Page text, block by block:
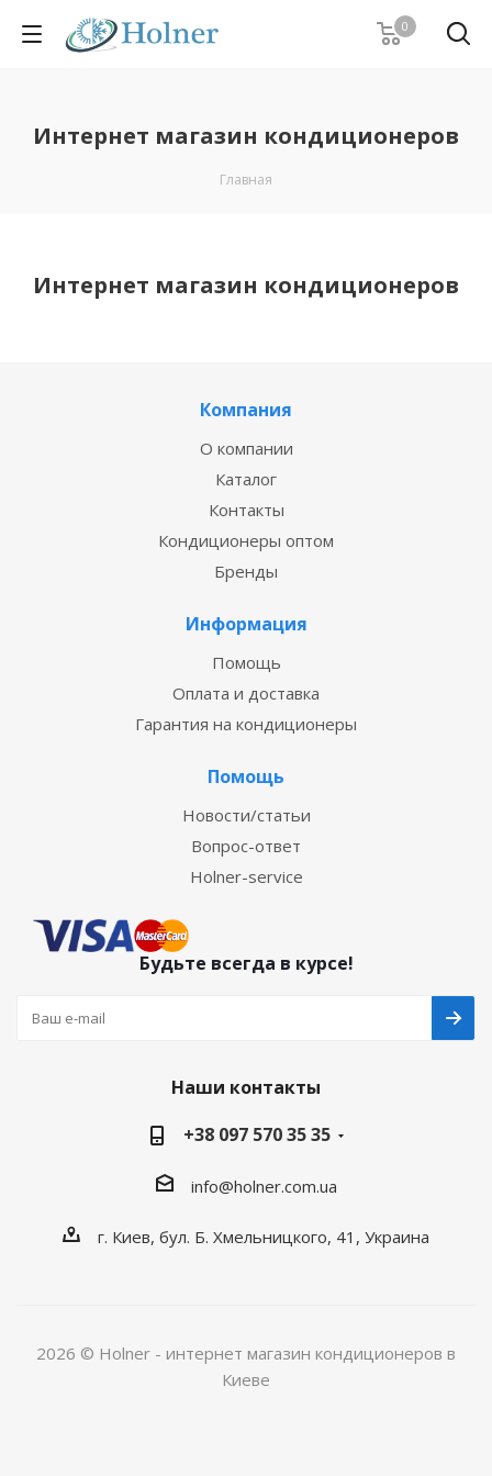
0
Интернет магазин кондиционеров
Главная
Интернет магазин кондиционеров
Компания
О компании
Каталог
Контакты
Кондиционеры оптом
Бренды
Информация
Помощь
Оплата и доставка
Гарантия на кондиционеры
Помощь
Новости/статьи
Вопрос-ответ
Holner-service
Будьте всегда в курсе!
Наши контакты
+38 097 570 35 35
info@holner.com.ua
г. Киев, бул. Б. Хмельницкого, 41, Украина
2026 © Holner - интернет магазин кондиционеров в
Киеве